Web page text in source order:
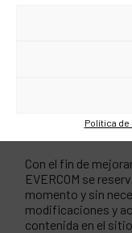
Política
ilícitos,
orden
derechos de
7. Modificación
Con el fin de
EVERCOM se
momento y sin
modificaciones y
contenida en el